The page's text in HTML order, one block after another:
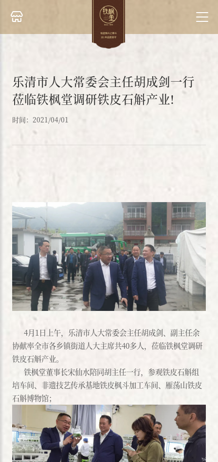
乐清市人大常委会主任胡成剑一行
莅临铁枫堂调研铁皮石斛产业!
时间：2021/04/01
4月1日上午，乐清市人大常委会主任胡成剑、副主任余
协献率全市各乡镇街道人大主席共40多人，莅临铁枫堂调研
铁皮石斛产业。
铁枫堂董事长宋仙水陪同胡主任一行，参观铁皮石斛组
培车间、非遗技艺传承基地铁皮枫斗加工车间、雁荡山铁皮
石斛博物馆；